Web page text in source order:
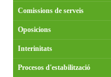
Comissions de serveis
Oposicions
Interinitats
Procesos d'estabilització